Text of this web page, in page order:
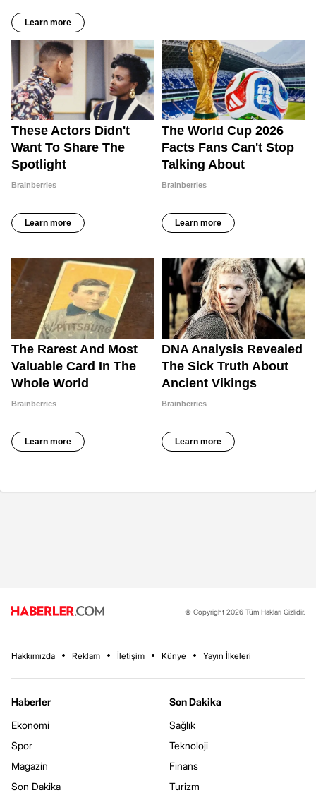
© Copyright 2026 Tüm Hakları Gizlidir.
Hakkımızda Reklam İletişim Künye Yayın İlkeleri
Haberler
Ekonomi
Spor
Magazin
Son Dakika
Son Dakika
Sağlık
Teknoloji
Finans
Turizm